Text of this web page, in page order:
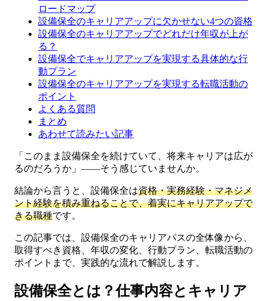
ロードマップ
設備保全のキャリアアップに欠かせない4つの資格
設備保全のキャリアアップでどれだけ年収が上が
る？
設備保全でキャリアアップを実現する具体的な行
動プラン
設備保全のキャリアアップを実現する転職活動の
ポイント
よくある質問
まとめ
あわせて読みたい記事
「このまま設備保全を続けていて、将来キャリアは広が
るのだろうか」——そう感じていませんか。
結論から言うと、設備保全は資格・実務経験・マネジメ
ント経験を積み重ねることで、着実にキャリアアップで
きる職種です。
この記事では、設備保全のキャリアパスの全体像から、
取得すべき資格、年収の変化、行動プラン、転職活動の
ポイントまで、実践的な流れで解説します。
設備保全とは？仕事内容とキャリア